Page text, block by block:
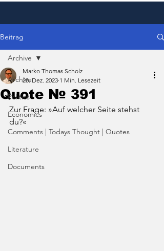
Beitrag
Archive
Politics
Economics
Comments | Todays Thought | Quotes
Literature
Documents
Archive
Quote № 391
Marko Thomas Scholz
28. Dez. 2023 1 Min. Lesezeit
Zur Frage: »Auf welcher Seite stehst
du?«